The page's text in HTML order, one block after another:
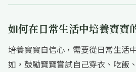
如何在日常生活中培養寶寶
培養寶寶自信心，需要從日常生活
如，鼓勵寶寶嘗試自己穿衣、吃飯